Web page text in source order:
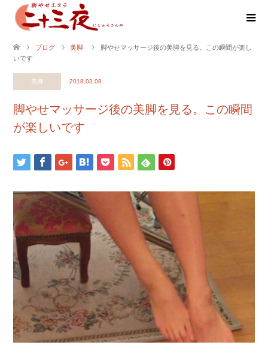
ブログ 美脚
脚やせマッサージ後の美脚を見る。この瞬間が楽し
いです
美脚 2018.03.08
脚やせマッサージ後の美脚を見る。この瞬間
が楽しいです